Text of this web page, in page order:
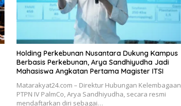
Holding Perkebunan Nusantara Dukung Kampus
Berbasis Perkebunan, Arya Sandhiyudha Jadi
Mahasiswa Angkatan Pertama Magister ITSI
Matarakyat24.com – Direktur Hubungan Kelembagaan
PTPN IV PalmCo, Arya Sandhiyudha, secara resmi
mendaftarkan diri sebagai…